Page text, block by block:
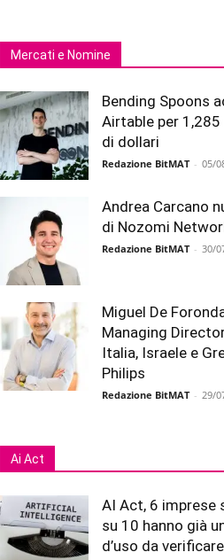
Mercati e Nomine
Bending Spoons
Airtable per
di dollari
Redazione BitMAT - 05/
Andrea Carcano
di Nozomi
Redazione BitMAT - 30/
Miguel De
Managing
Italia, Israele e
Philips
Redazione BitMAT - 29/
Ai Act
AI Act, 6 imprese
su 10 hanno già
d’uso da verificare